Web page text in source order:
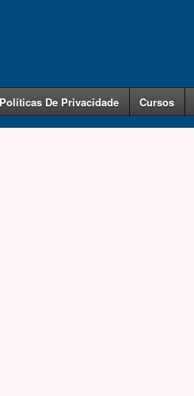
Políticas De Privacidade Cursos